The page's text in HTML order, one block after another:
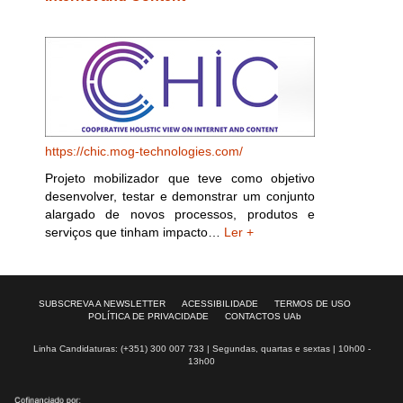
https://chic.mog-technologies.com/
Projeto mobilizador que teve como objetivo
desenvolver, testar e demonstrar um conjunto
alargado de novos processos, produtos e
serviços que tinham impacto… Ler +
SUBSCREVA A NEWSLETTER ACESSIBILIDADE
TERMOS DE USO
POLÍTICA DE PRIVACIDADE
CONTACTOS UAb
Linha Candidaturas: (+351) 300 007 733 | Segundas, quartas e sextas | 10h00 -
13h00